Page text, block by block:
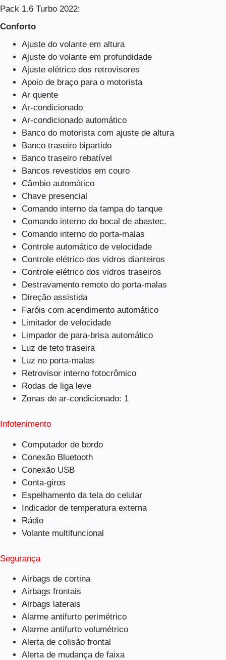
Pack 1.6 Turbo 2022:
Conforto
Ajuste do volante em altura
Ajuste do volante em profundidade
Ajuste elétrico dos retrovisores
Apoio de braço para o motorista
Ar quente
Ar-condicionado
Ar-condicionado automático
Banco do motorista com ajuste de altura
Banco traseiro bipartido
Banco traseiro rebatível
Bancos revestidos em couro
Câmbio automático
Chave presencial
Comando interno da tampa do tanque
Comando interno do bocal de abastec.
Comando interno do porta-malas
Controle automático de velocidade
Controle elétrico dos vidros dianteiros
Controle elétrico dos vidros traseiros
Destravamento remoto do porta-malas
Direção assistida
Faróis com acendimento automático
Limitador de velocidade
Limpador de para-brisa automático
Luz de teto traseira
Luz no porta-malas
Retrovisor interno fotocrômico
Rodas de liga leve
Zonas de ar-condicionado: 1
Infotenimento
Computador de bordo
Conexão Bluetooth
Conexão USB
Conta-giros
Espelhamento da tela do celular
Indicador de temperatura externa
Rádio
Volante multifuncional
Segurança
Airbags de cortina
Airbags frontais
Airbags laterais
Alarme antifurto perimétrico
Alarme antifurto volumétrico
Alerta de colisão frontal
Alerta de mudança de faixa